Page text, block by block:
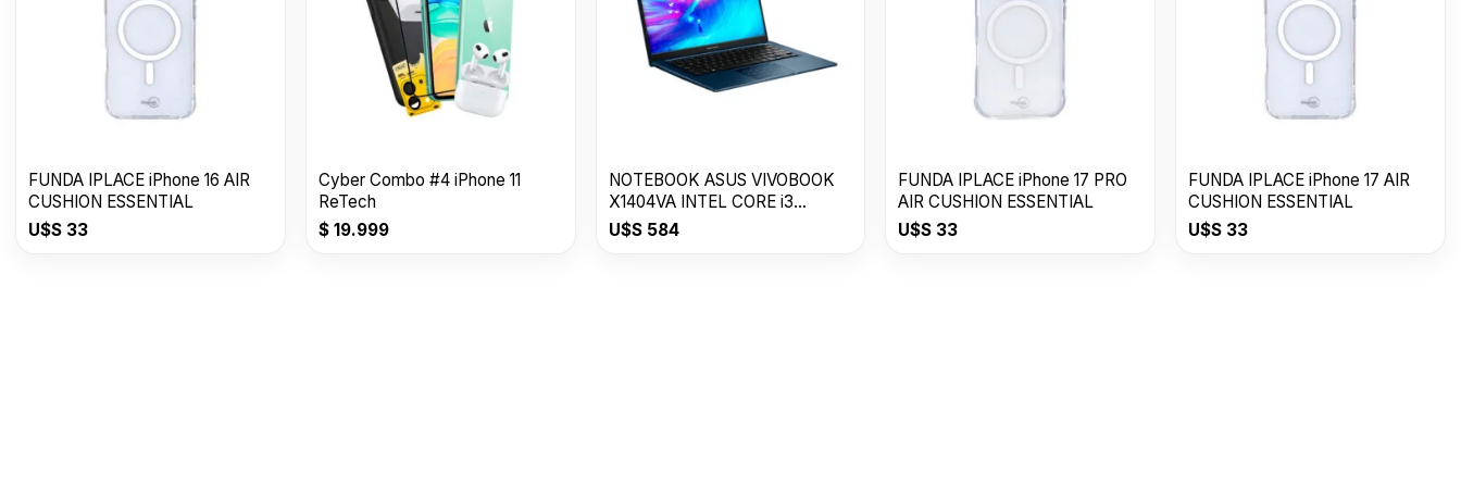
FUNDA IPLACE iPhone 16 AIR
CUSHION ESSENTIAL
U$S 33
Cyber Combo #4 iPhone 11
ReTech
$19.999
NOTEBOOK ASUS VIVOBOOK
X1404VA INTEL CORE i3
8GB/128GB SSD
U$S584
FUNDA IPLACE iPhone 17 PRO
AIR CUSHION ESSENTIAL
U$S 33
FUNDA IPLACE iPhone 17 AIR
CUSHION ESSENTIAL
U$S 33